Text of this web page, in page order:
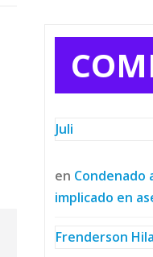
Juli
en Condenado
implicado en
Frenderson